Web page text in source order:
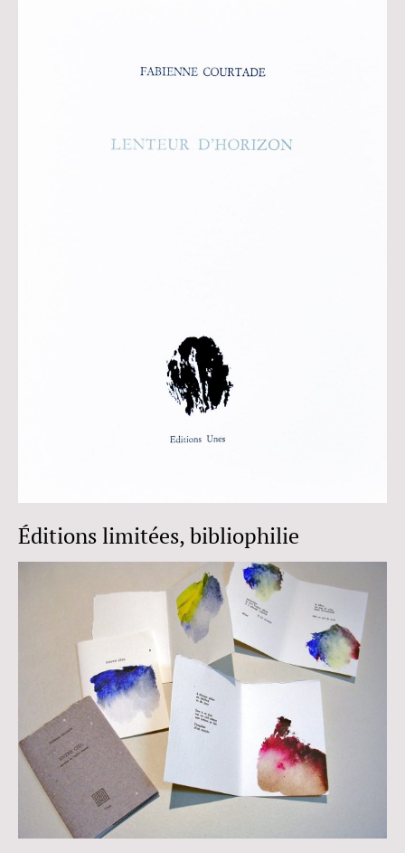
Éditions limitées, bibliophilie